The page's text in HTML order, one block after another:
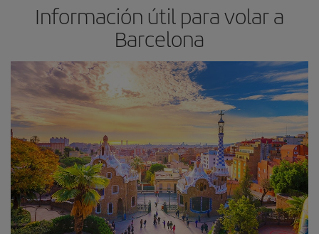
Información útil para volar a
Barcelona